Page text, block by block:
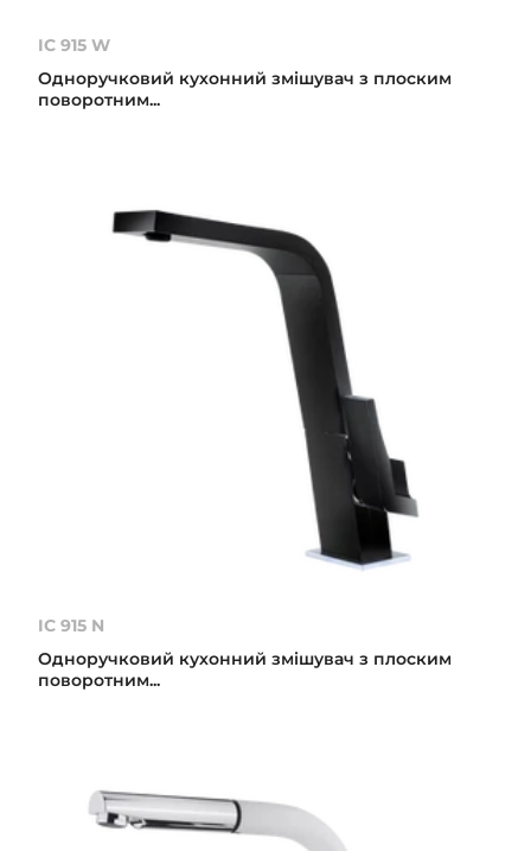
IC 915 W
Одноручковий кухонний змішувач з плоским
поворотним...
IC 915 N
Одноручковий кухонний змішувач з плоским
поворотним...